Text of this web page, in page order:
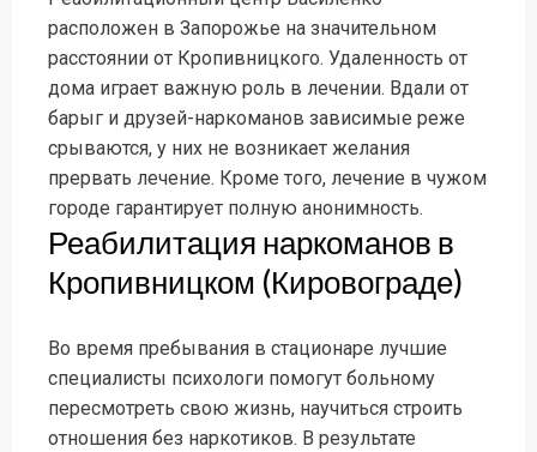
расположен в Запорожье на значительном
расстоянии от Кропивницкого. Удаленность от
дома играет важную роль в лечении. Вдали от
барыг и друзей-наркоманов зависимые реже
срываются, у них не возникает желания
прервать лечение. Кроме того, лечение в чужом
городе гарантирует полную анонимность.
Реабилитация наркоманов в
Кропивницком (Кировограде)
Во время пребывания в стационаре лучшие
специалисты психологи помогут больному
пересмотреть свою жизнь, научиться строить
отношения без наркотиков. В результате